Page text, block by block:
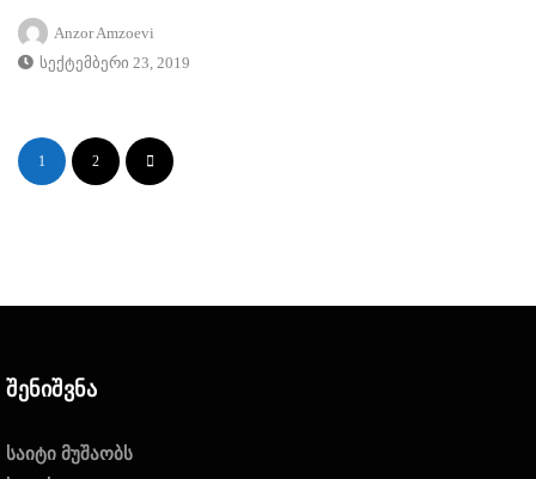
Anzor Amzoevi
Სექტემბერი 23, 2019
1 2
Შენიშვნა
საიტი მუშაობს